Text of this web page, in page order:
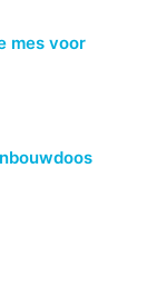
mes voor